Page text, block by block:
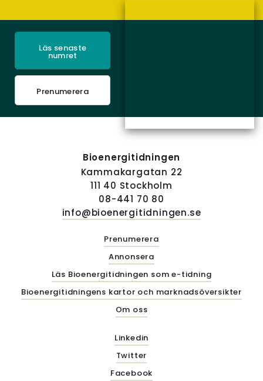
Läs senaste
numret
Prenumerera
Bioenergitidningen
Kammakargatan 22
111 40 Stockholm
08-441 70 80
info@bioenergitidningen.se
Prenumerera
Annonsera
Läs Bioenergitidningen som e-tidning
Bioenergitidningens kartor och marknadsöversikter
Om oss
Linkedin
Twitter
Facebook